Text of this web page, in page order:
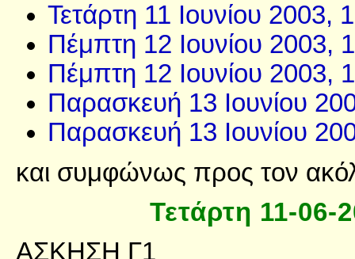
Τετάρτη 11 Ιουνίου 2003,
Πέμπτη 12 Ιουνίου 2003,
Πέμπτη 12 Ιουνίου 2003,
Παρασκευή 13 Ιουνίου
Παρασκευή 13 Ιουνίου
και συμφώνως προς τον
Τετάρτη 11-
ΑΣΚΗΣΗ Γ1